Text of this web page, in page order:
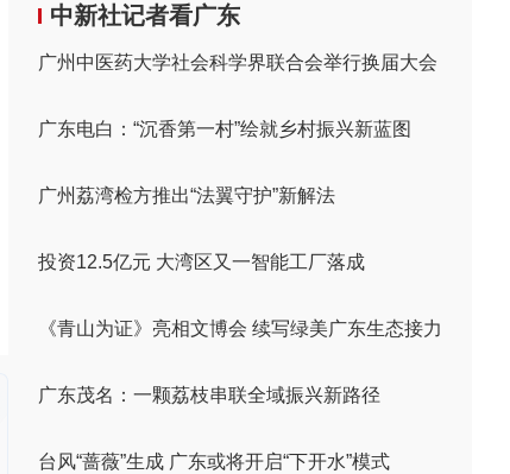
中新社记者看广东
广州中医药大学社会科学界联合会举行换届大会
广东电白：“沉香第一村”绘就乡村振兴新蓝图
广州荔湾检方推出“法翼守护”新解法
投资12.5亿元 大湾区又一智能工厂落成
《青山为证》亮相文博会 续写绿美广东生态接力
广东茂名：一颗荔枝串联全域振兴新路径
台风“蔷薇”生成 广东或将开启“下开水”模式